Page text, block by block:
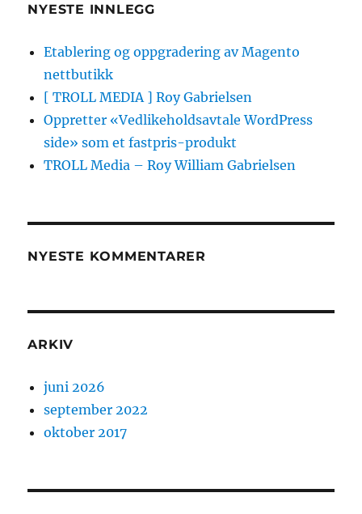
NYESTE INNLEGG
Etablering og oppgradering av Magento
nettbutikk
[ TROLL MEDIA ] Roy Gabrielsen
Oppretter «Vedlikeholdsavtale WordPress
side» som et fastpris-produkt
TROLL Media – Roy William Gabrielsen
NYESTE KOMMENTARER
ARKIV
juni 2026
september 2022
oktober 2017